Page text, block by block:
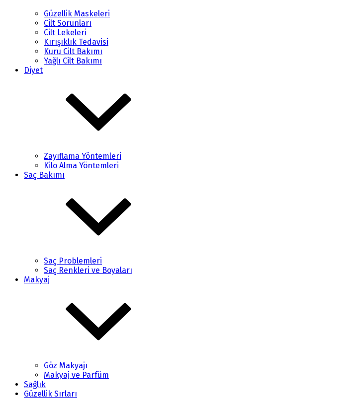
Güzellik Maskeleri
Cilt Sorunları
Cilt Lekeleri
Kırışıklık Tedavisi
Kuru Cilt Bakımı
Yağlı Cilt Bakımı
Diyet
Zayıflama Yöntemleri
Kilo Alma Yöntemleri
Saç Bakımı
Saç Problemleri
Saç Renkleri ve Boyaları
Makyaj
Göz Makyajı
Makyaj ve Parfüm
Sağlık
Güzellik Sırları